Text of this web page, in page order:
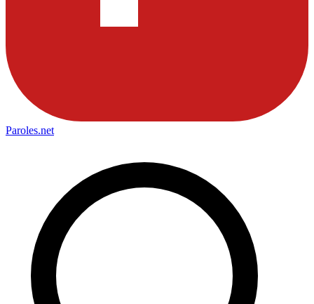
Paroles.net